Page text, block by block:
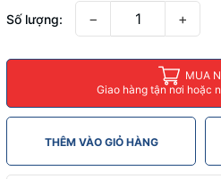
Số lượng: − +
MUA
Giao hàng tận nơi hoặc
THÊM VÀO GIỎ HÀNG